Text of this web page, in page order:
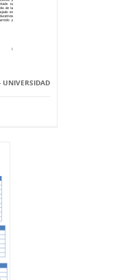
UNIVERSIDAD